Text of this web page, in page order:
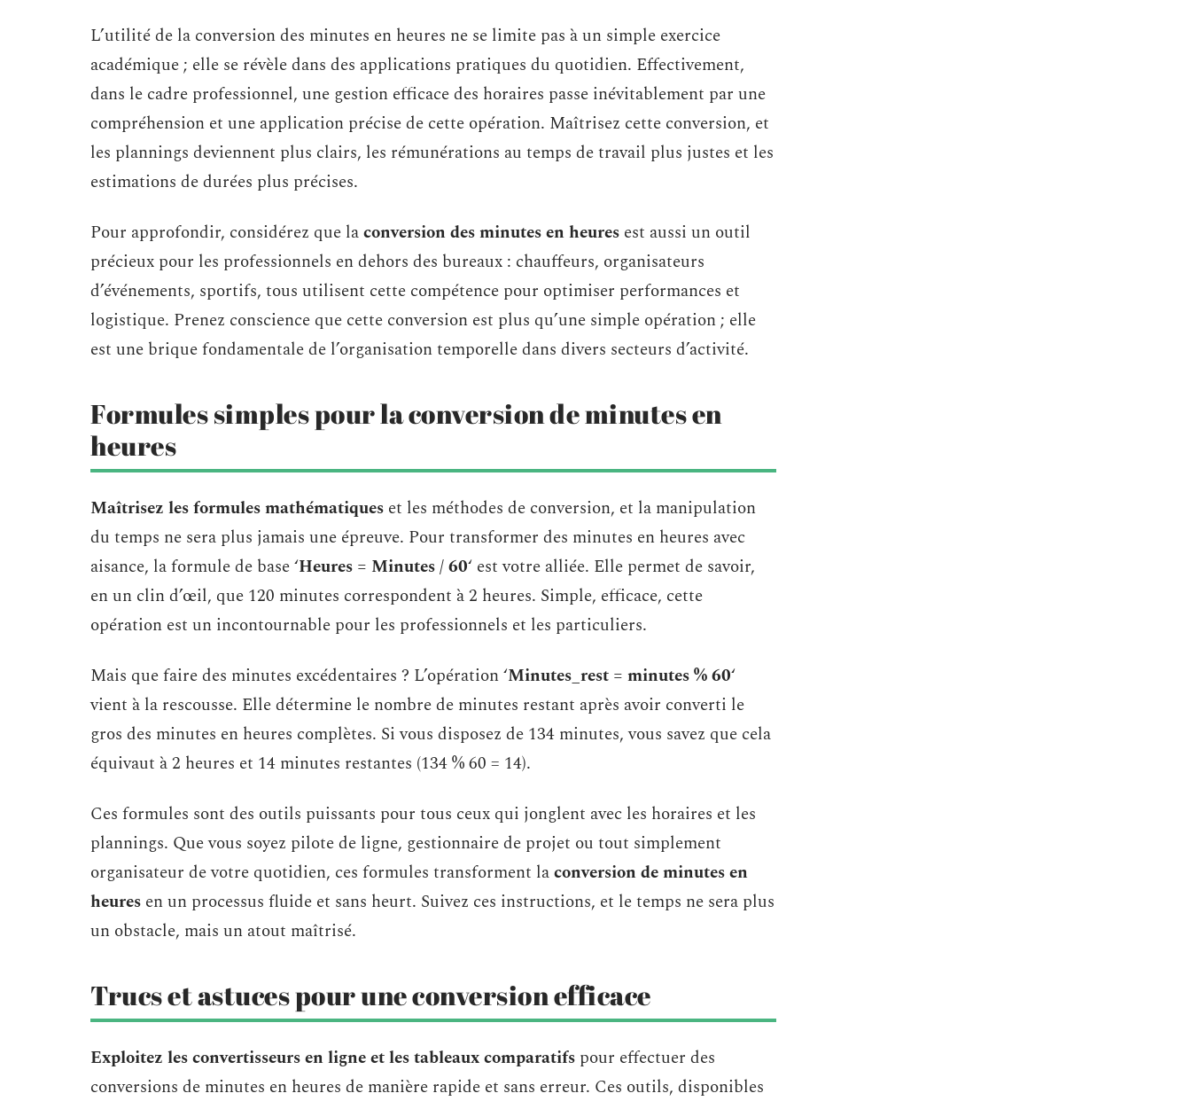
L’utilité de la conversion des minutes en heures ne se limite pas à un simple exercice
académique ; elle se révèle dans des applications pratiques du quotidien. Effectivement,
dans le cadre professionnel, une gestion efficace des horaires passe inévitablement par une
compréhension et une application précise de cette opération. Maîtrisez cette conversion, et
les plannings deviennent plus clairs, les rémunérations au temps de travail plus justes et les
estimations de durées plus précises.
Pour approfondir, considérez que laconversion des minutes en heures est aussi un outil
précieux pour les professionnels en dehors des bureaux : chauffeurs, organisateurs
d’événements, sportifs, tous utilisent cette compétence pour optimiser performances et
logistique. Prenez conscience que cette conversion est plus qu’une simple opération ; elle
est une brique fondamentale de l’organisation temporelle dans divers secteurs d’activité.
Formules simples pour la conversion de minutes en
heures
Maîtrisez les formules mathématiques et les méthodes de conversion, et la manipulation
du temps ne sera plus jamais une épreuve. Pour transformer des minutes en heures avec
aisance, la formule de base ‘Heures = Minutes / 60‘ est votre alliée. Elle permet de savoir,
en un clin d’œil, que 120 minutes correspondent à 2 heures. Simple, efficace, cette
opération est un incontournable pour les professionnels et les particuliers.
Mais que faire des minutes excédentaires ? L’opération ‘Minutes_rest = minutes % 60‘
vient à la rescousse. Elle détermine le nombre de minutes restant après avoir converti le
gros des minutes en heures complètes. Si vous disposez de 134 minutes, vous savez que cela
équivaut à 2 heures et 14 minutes restantes (134 % 60 = 14).
Ces formules sont des outils puissants pour tous ceux qui jonglent avec les horaires et les
plannings. Que vous soyez pilote de ligne, gestionnaire de projet ou tout simplement
organisateur de votre quotidien, ces formules transforment laconversion de minutes en
heures en un processus fluide et sans heurt. Suivez ces instructions, et le temps ne sera plus
un obstacle, mais un atout maîtrisé.
Trucs et astuces pour une conversion efficace
Exploitez les convertisseurs en ligne et les tableaux comparatifs pour effectuer des
conversions de minutes en heures de manière rapide et sans erreur. Ces outils, disponibles